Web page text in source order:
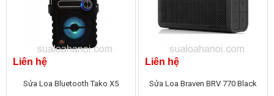
Liên hệ
Sửa Loa Bluetooth Tako X5
Liên hệ
Sửa Loa Braven BRV 770 Black